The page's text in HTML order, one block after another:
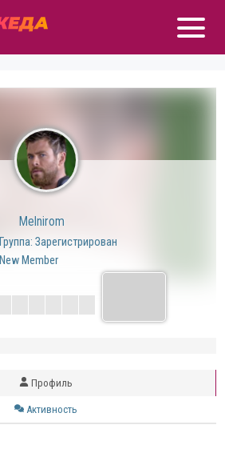
Melnirom
Группа: Зарегистрирован
New Member
Профиль
Активность